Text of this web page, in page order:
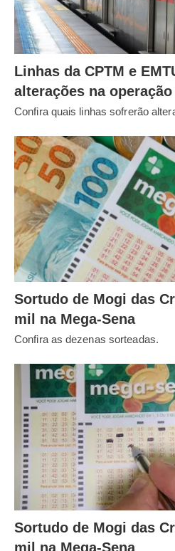
Linhas da CPTM e
alterações na operação
Confira quais linhas sofrerão
Sortudo de Mogi das
mil na Mega-Sena
Confira as dezenas sorteadas.
Sortudo de Mogi das
mil na Mega-Sena